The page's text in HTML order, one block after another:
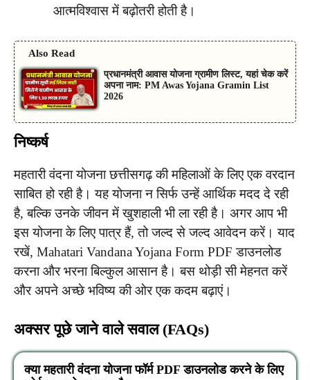
आत्मविश्वास में बढ़ोतरी होती है।
Also Read
प्रधानमंत्री आवास योजना ग्रामीण लिस्ट, यहां चेक करें
अपना नाम: PM Awas Yojana Gramin List
2026
निष्कर्ष
महतारी वंदना योजना छत्तीसगढ़ की महिलाओं के लिए एक वरदान
साबित हो रही है। यह योजना न सिर्फ उन्हें आर्थिक मदद दे रही
है, बल्कि उनके जीवन में खुशहाली भी ला रही है। अगर आप भी
इस योजना के लिए पात्र हैं, तो जल्द से जल्द आवेदन करें। याद
रखें, Mahatari Vandana Yojana Form PDF डाउनलोड
करना और भरना बिल्कुल आसान है। बस थोड़ी सी मेहनत करें
और अपने अच्छे भविष्य की ओर एक कदम बढ़ाएं।
अक्सर पूछे जाने वाले सवाल (FAQs)
क्या महतारी वंदना योजना फॉर्म PDF डाउनलोड करने के लिए